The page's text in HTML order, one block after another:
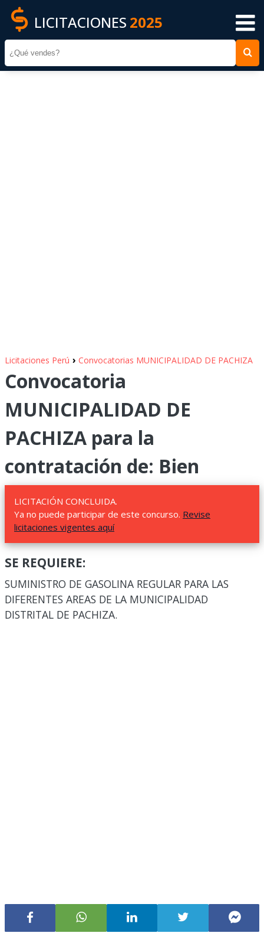
LICITACIONES 2025
Licitaciones Perú › Convocatorias MUNICIPALIDAD DE PACHIZA
Convocatoria
MUNICIPALIDAD DE
PACHIZA para la
contratación de: Bien
LICITACIÓN CONCLUIDA.
Ya no puede participar de este concurso. Revise
licitaciones vigentes aquí
SE REQUIERE:
SUMINISTRO DE GASOLINA REGULAR PARA LAS
DIFERENTES AREAS DE LA MUNICIPALIDAD
DISTRITAL DE PACHIZA.